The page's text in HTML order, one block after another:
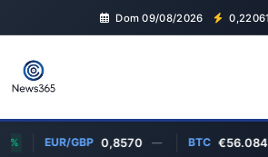
Dom 09/08/2026 0,22061
EUR/GBP 0,8570 — BTC €56.084,00